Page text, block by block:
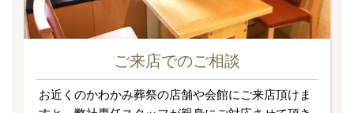
ご来店でのご相談
お近くのかわかみ葬祭の店舗や会館にご来店頂けま